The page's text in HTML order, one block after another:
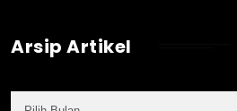
Arsip Artikel